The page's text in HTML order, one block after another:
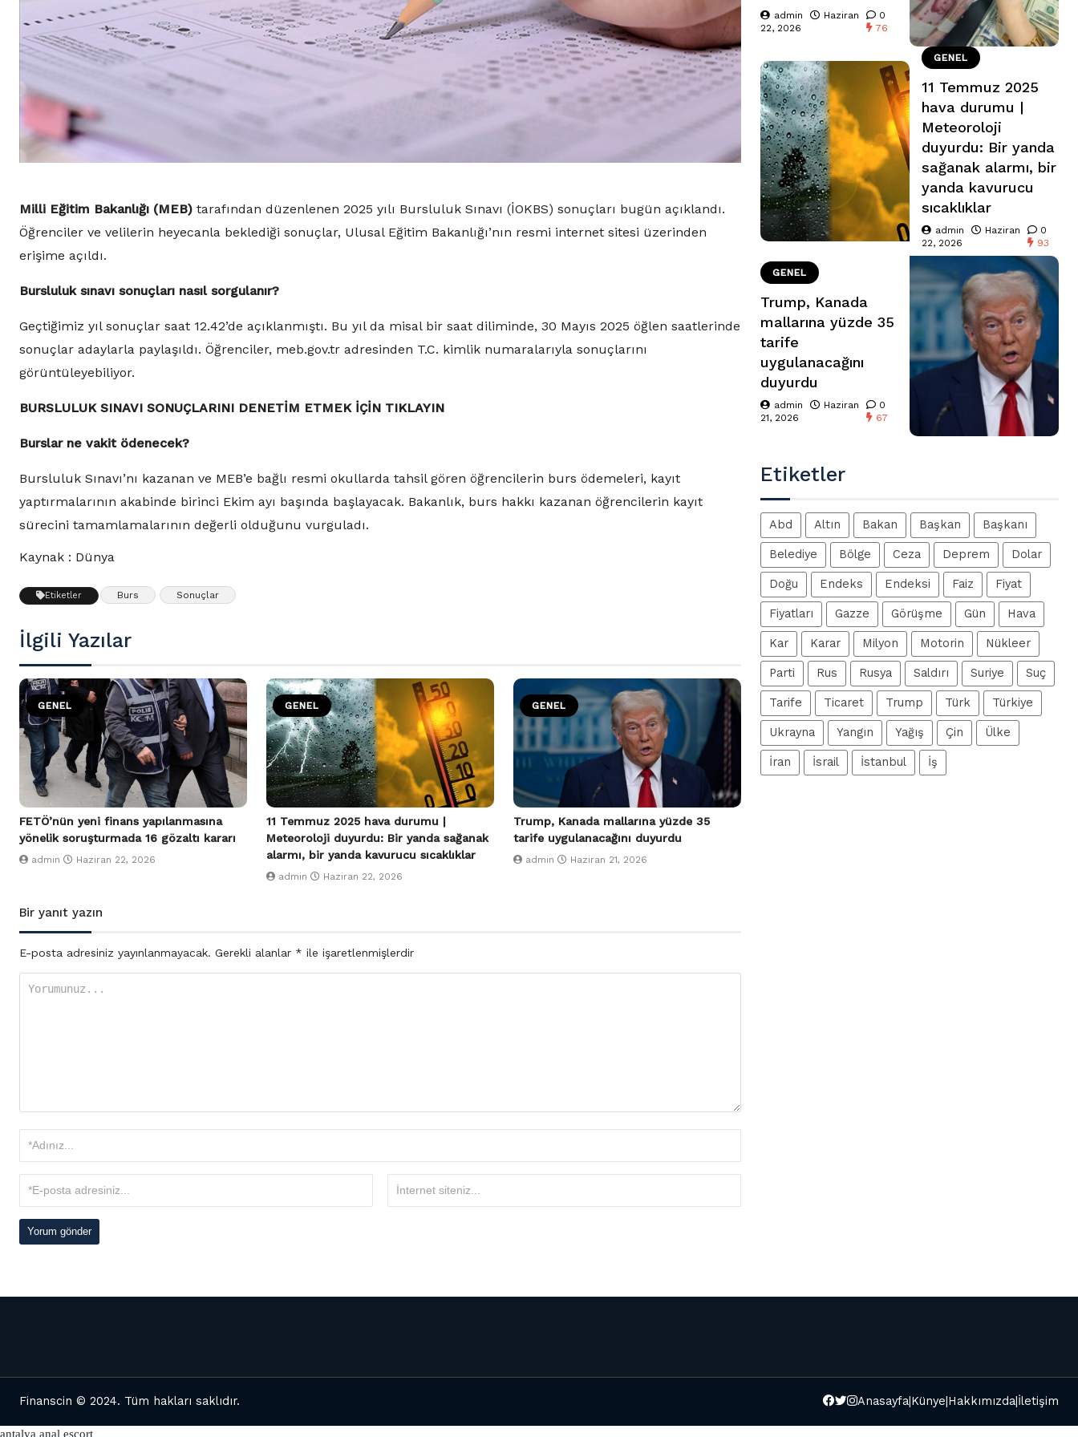
Milli Eğitim Bakanlığı (MEB) tarafından düzenlenen 2025 yılı Bursluluk Sınavı (İOKBS) sonuçları bugün açıklandı.
Öğrenciler ve velilerin heyecanla beklediği sonuçlar, Ulusal Eğitim Bakanlığı’nın resmi internet sitesi üzerinden
erişime açıldı.
Bursluluk sınavı sonuçları nasıl sorgulanır?
Geçtiğimiz yıl sonuçlar saat 12.42’de açıklanmıştı. Bu yıl da misal bir saat diliminde, 30 Mayıs 2025 öğlen saatlerinde
sonuçlar adaylarla paylaşıldı. Öğrenciler, meb.gov.tr adresinden T.C. kimlik numaralarıyla sonuçlarını
görüntüleyebiliyor.
BURSLULUK SINAVI SONUÇLARINI DENETİM ETMEK İÇİN TIKLAYIN
Burslar ne vakit ödenecek?
Bursluluk Sınavı’nı kazanan ve MEB’e bağlı resmi okullarda tahsil gören öğrencilerin burs ödemeleri, kayıt
yaptırmalarının akabinde birinci Ekim ayı başında başlayacak. Bakanlık, burs hakkı kazanan öğrencilerin kayıt
sürecini tamamlamalarının değerli olduğunu vurguladı.
Kaynak : Dünya
Etiketler Burs Sonuçlar
İlgili Yazılar
GENEL
FETÖ’nün yeni finans yapılanmasına
yönelik soruşturmada 16 gözaltı kararı
admin Haziran 22, 2026
GENEL
11 Temmuz 2025 hava durumu |
Meteoroloji duyurdu: Bir yanda sağanak
alarmı, bir yanda kavurucu sıcaklıklar
admin Haziran 22, 2026
GENEL
Trump, Kanada mallarına yüzde 35
tarife uygulanacağını duyurdu
admin Haziran 21, 2026
Bir yanıt yazın
E-posta adresiniz yayınlanmayacak. Gerekli alanlar * ile işaretlenmişlerdir
admin
Haziran
22, 2026
0
76
GENEL
11 Temmuz 2025
hava durumu |
Meteoroloji
duyurdu: Bir yanda
sağanak alarmı, bir
yanda kavurucu
sıcaklıklar
admin
Haziran
22, 2026
0
93
GENEL
Trump, Kanada
mallarına yüzde 35
tarife
uygulanacağını
duyurdu
admin
Haziran
21, 2026
0
67
Etiketler
Abd Altın Bakan Başkan Başkanı
Belediye Bölge Ceza Deprem Dolar
Doğu Endeks Endeksi Faiz Fiyat
Fiyatları Gazze Görüşme Gün Hava
Kar Karar Milyon Motorin Nükleer
Parti Rus Rusya Saldırı Suriye Suç
Tarife Ticaret Trump Türk Türkiye
Ukrayna Yangın Yağış Çin Ülke
İran İsrail İstanbul İş
Finanscin © 2024. Tüm hakları saklıdır. Anasayfa Künye Hakkımızda İletişim
antalya anal escort